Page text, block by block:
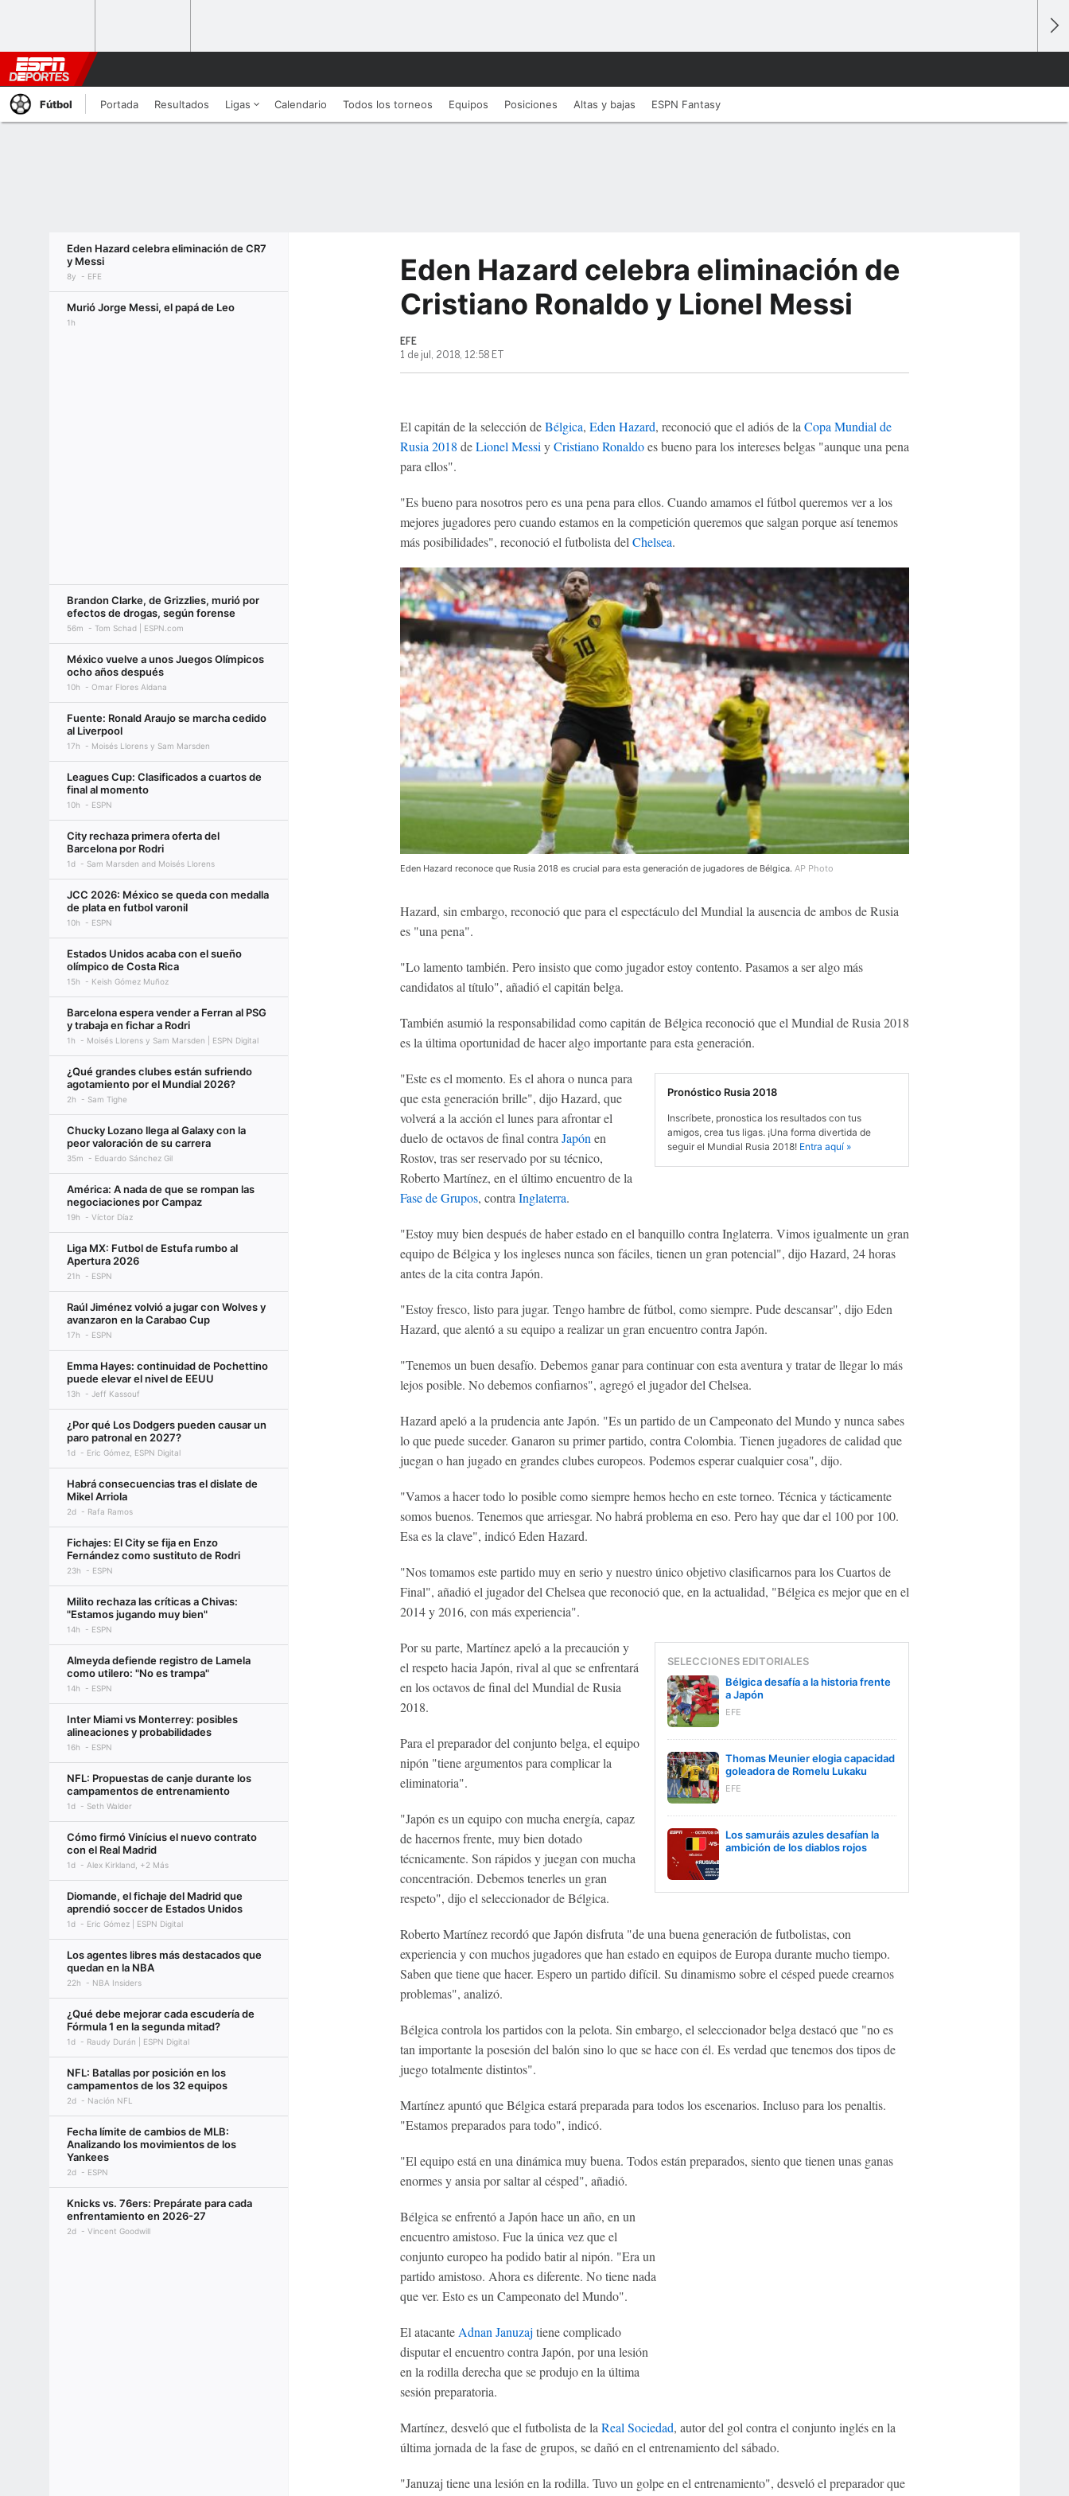
Fútbol Portada Resultados Ligas Calendario Todos los torneos Equipos Posiciones Altas y bajas ESPN Fantasy
Eden Hazard celebra eliminación de CR7
y Messi
8y EFE
Murió Jorge Messi, el papá de Leo
1h
Brandon Clarke, de Grizzlies, murió por
efectos de drogas, según forense
56m Tom Schad | ESPN.com
México vuelve a unos Juegos Olímpicos
ocho años después
10h Omar Flores Aldana
Fuente: Ronald Araujo se marcha cedido
al Liverpool
17h Moisés Llorens y Sam Marsden
Leagues Cup: Clasificados a cuartos de
final al momento
10h ESPN
City rechaza primera oferta del
Barcelona por Rodri
1d Sam Marsden and Moisés Llorens
JCC 2026: México se queda con medalla
de plata en futbol varonil
10h ESPN
Estados Unidos acaba con el sueño
olímpico de Costa Rica
15h Keish Gómez Muñoz
Barcelona espera vender a Ferran al PSG
y trabaja en fichar a Rodri
1h Moisés Llorens y Sam Marsden | ESPN Digital
¿Qué grandes clubes están sufriendo
agotamiento por el Mundial 2026?
2h Sam Tighe
Chucky Lozano llega al Galaxy con la
peor valoración de su carrera
35m Eduardo Sánchez Gil
América: A nada de que se rompan las
negociaciones por Campaz
19h Víctor Díaz
Liga MX: Futbol de Estufa rumbo al
Apertura 2026
21h ESPN
Raúl Jiménez volvió a jugar con Wolves y
avanzaron en la Carabao Cup
17h ESPN
Emma Hayes: continuidad de Pochettino
puede elevar el nivel de EEUU
13h Jeff Kassouf
¿Por qué Los Dodgers pueden causar un
paro patronal en 2027?
1d Eric Gómez, ESPN Digital
Habrá consecuencias tras el dislate de
Mikel Arriola
2d Rafa Ramos
Fichajes: El City se fija en Enzo
Fernández como sustituto de Rodri
23h ESPN
Milito rechaza las críticas a Chivas:
"Estamos jugando muy bien"
14h ESPN
Almeyda defiende registro de Lamela
como utilero: "No es trampa"
14h ESPN
Inter Miami vs Monterrey: posibles
alineaciones y probabilidades
16h ESPN
NFL: Propuestas de canje durante los
campamentos de entrenamiento
1d Seth Walder
Cómo firmó Vinícius el nuevo contrato
con el Real Madrid
1d Alex Kirkland, +2 Más
Diomande, el fichaje del Madrid que
aprendió soccer de Estados Unidos
1d Eric Gómez | ESPN Digital
Los agentes libres más destacados que
quedan en la NBA
22h NBA Insiders
¿Qué debe mejorar cada escudería de
Fórmula 1 en la segunda mitad?
1d Raudy Durán | ESPN Digital
NFL: Batallas por posición en los
campamentos de los 32 equipos
2d Nación NFL
Fecha límite de cambios de MLB:
Analizando los movimientos de los
Yankees
2d ESPN
Knicks vs. 76ers: Prepárate para cada
enfrentamiento en 2026-27
2d Vincent Goodwill
Eden Hazard celebra eliminación de
Cristiano Ronaldo y Lionel Messi
EFE
1 de jul, 2018, 12:58 ET
El capitán de la selección deBélgica, Eden Hazard, reconoció que el adiós de la Copa Mundial de
Rusia 2018 deLionel Messi yCristiano Ronaldoes bueno para los intereses belgas "aunque una pena
para ellos".
"Es bueno para nosotros pero es una pena para ellos. Cuando amamos el fútbol queremos ver a los
mejores jugadores pero cuando estamos en la competición queremos que salgan porque así tenemos
más posibilidades", reconoció el futbolista del Chelsea.
Eden Hazard reconoce que Rusia 2018 es crucial para esta generación de jugadores de Bélgica. AP Photo
Hazard, sin embargo, reconoció que para el espectáculo del Mundial la ausencia de ambos de Rusia
es "una pena".
"Lo lamento también. Pero insisto que como jugador estoy contento. Pasamos a ser algo más
candidatos al título", añadió el capitán belga.
También asumió la responsabilidad como capitán de Bélgica reconoció que el Mundial de Rusia 2018
es la última oportunidad de hacer algo importante para esta generación.
Pronóstico Rusia 2018
Inscríbete, pronostica los resultados con tus
amigos, crea tus ligas. ¡Una forma divertida de
seguir el Mundial Rusia 2018! Entra aquí »
"Este es el momento. Es el ahora o nunca para
que esta generación brille", dijo Hazard, que
volverá a la acción el lunes para afrontar el
duelo de octavos de final contraJapónen
Rostov, tras ser reservado por su técnico,
Roberto Martínez, en el último encuentro de la
Fase de Grupos, contraInglaterra.
"Estoy muy bien después de haber estado en el banquillo contra Inglaterra. Vimos igualmente un gran
equipo de Bélgica y los ingleses nunca son fáciles, tienen un gran potencial", dijo Hazard, 24 horas
antes de la cita contra Japón.
"Estoy fresco, listo para jugar. Tengo hambre de fútbol, como siempre. Pude descansar", dijo Eden
Hazard, que alentó a su equipo a realizar un gran encuentro contra Japón.
"Tenemos un buen desafío. Debemos ganar para continuar con esta aventura y tratar de llegar lo más
lejos posible. No debemos confiarnos", agregó el jugador del Chelsea.
Hazard apeló a la prudencia ante Japón. "Es un partido de un Campeonato del Mundo y nunca sabes
lo que puede suceder. Ganaron su primer partido, contra Colombia. Tienen jugadores de calidad que
juegan o han jugado en grandes clubes europeos. Podemos esperar cualquier cosa", dijo.
"Vamos a hacer todo lo posible como siempre hemos hecho en este torneo. Técnica y tácticamente
somos buenos. Tenemos que arriesgar. No habrá problema en eso. Pero hay que dar el 100 por 100.
Esa es la clave", indicó Eden Hazard.
"Nos tomamos este partido muy en serio y nuestro único objetivo clasificarnos para los Cuartos de
Final", añadió el jugador del Chelsea que reconoció que, en la actualidad, "Bélgica es mejor que en el
2014 y 2016, con más experiencia".
SELECCIONES EDITORIALES
Bélgica desafía a la historia frente
a Japón
EFE
Thomas Meunier elogia capacidad
goleadora de Romelu Lukaku
EFE
Los samuráis azules desafían la
ambición de los diablos rojos
Por su parte, Martínez apeló a la precaución y
el respeto hacia Japón, rival al que se enfrentará
en los octavos de final del Mundial de Rusia
2018.
Para el preparador del conjunto belga, el equipo
nipón "tiene argumentos para complicar la
eliminatoria".
"Japón es un equipo con mucha energía, capaz
de hacernos frente, muy bien dotado
técnicamente. Son rápidos y juegan con mucha
concentración. Debemos tenerles un gran
respeto", dijo el seleccionador de Bélgica.
Roberto Martínez recordó que Japón disfruta "de una buena generación de futbolistas, con
experiencia y con muchos jugadores que han estado en equipos de Europa durante mucho tiempo.
Saben que tiene que hacer. Espero un partido difícil. Su dinamismo sobre el césped puede crearnos
problemas", analizó.
Bélgica controla los partidos con la pelota. Sin embargo, el seleccionador belga destacó que "no es
tan importante la posesión del balón sino lo que se hace con él. Es verdad que tenemos dos tipos de
juego totalmente distintos".
Martínez apuntó que Bélgica estará preparada para todos los escenarios. Incluso para los penaltis.
"Estamos preparados para todo", indicó.
"El equipo está en una dinámica muy buena. Todos están preparados, siento que tienen unas ganas
enormes y ansia por saltar al césped", añadió.
Bélgica se enfrentó a Japón hace un año, en un
encuentro amistoso. Fue la única vez que el
conjunto europeo ha podido batir al nipón. "Era un
partido amistoso. Ahora es diferente. No tiene nada
que ver. Esto es un Campeonato del Mundo".
El atacanteAdnan Januzaj tiene complicado
disputar el encuentro contra Japón, por una lesión
en la rodilla derecha que se produjo en la última
sesión preparatoria.
Martínez, desveló que el futbolista de laReal Sociedad, autor del gol contra el conjunto inglés en la
última jornada de la fase de grupos, se dañó en el entrenamiento del sábado.
"Januzaj tiene una lesión en la rodilla. Tuvo un golpe en el entrenamiento", desveló el preparador que